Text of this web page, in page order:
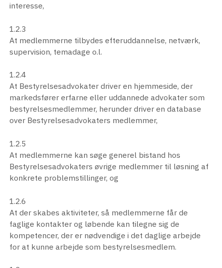
interesse,
1.2.3
At medlemmerne tilbydes efteruddannelse, netværk,
supervision, temadage o.l.
1.2.4
At Bestyrelsesadvokater driver en hjemmeside, der
markedsfører erfarne eller uddannede advokater som
bestyrelsesmedlemmer, herunder driver en database
over Bestyrelsesadvokaters medlemmer,
1.2.5
At medlemmerne kan søge generel bistand hos
Bestyrelsesadvokaters øvrige medlemmer til løsning af
konkrete problemstillinger, og
1.2.6
At der skabes aktiviteter, så medlemmerne får de
faglige kontakter og løbende kan tilegne sig de
kompetencer, der er nødvendige i det daglige arbejde
for at kunne arbejde som bestyrelsesmedlem.